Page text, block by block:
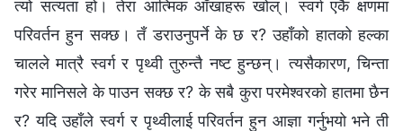
त्यो सत्यता हो। तेरा आत्मिक आँखाहरू खोल्। स्वर्ग एकै क्षणमा
परिवर्तन हुन सक्छ। तँ डराउनुपर्ने के छ र? उहाँको हातको हल्का
चालले मात्रै स्वर्ग र पृथ्वी तुरुन्तै नष्ट हुन्छन्। त्यसैकारण, चिन्ता
गरेर मानिसले के पाउन सक्छ र? के सबै कुरा परमेश्‍वरको हातमा छैन
र? यदि उहाँले स्वर्ग र पृथ्वीलाई परिवर्तन हुन आज्ञा गर्नुभयो भने ती